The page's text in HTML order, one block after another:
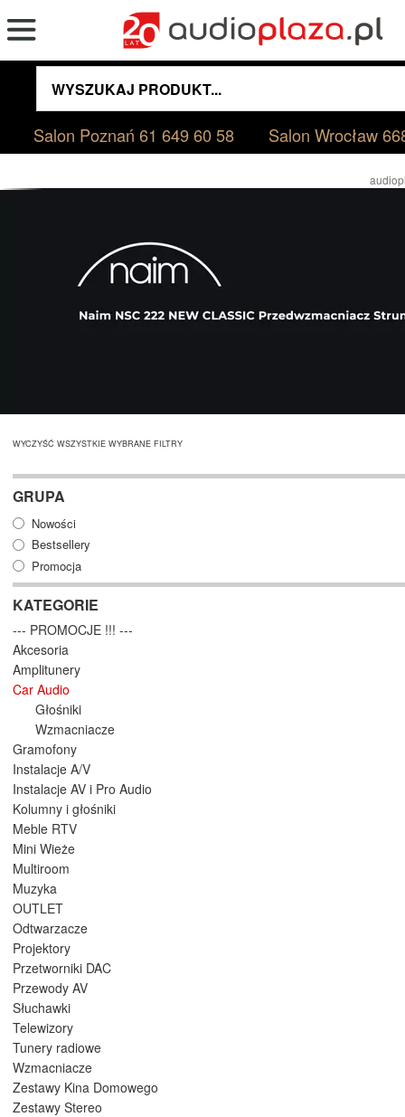
Salon Poznań61 649 60 58 Salon Wrocław
WYCZYŚĆ WSZYSTKIE WYBRANE FILTRY
GRUPA
Nowości
Bestsellery
Promocja
KATEGORIE
--- PROMOCJE !!! ---
Akcesoria
Amplitunery
Car Audio
Głośniki
Wzmacniacze
Gramofony
Instalacje A/V
Instalacje AV i Pro Audio
Kolumny i głośniki
Meble RTV
Mini Wieże
Multiroom
Muzyka
OUTLET
Odtwarzacze
Projektory
Przetworniki DAC
Przewody AV
Słuchawki
Telewizory
Tunery radiowe
Wzmacniacze
Zestawy Kina Domowego
Zestawy Stereo